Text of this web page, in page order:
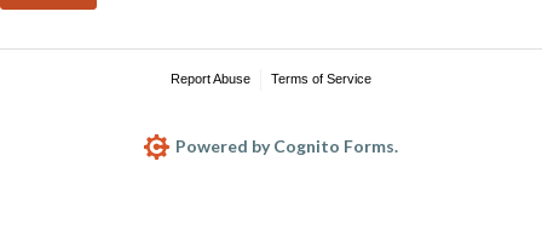
Report Abuse Terms of Service
Powered by Cognito Forms.